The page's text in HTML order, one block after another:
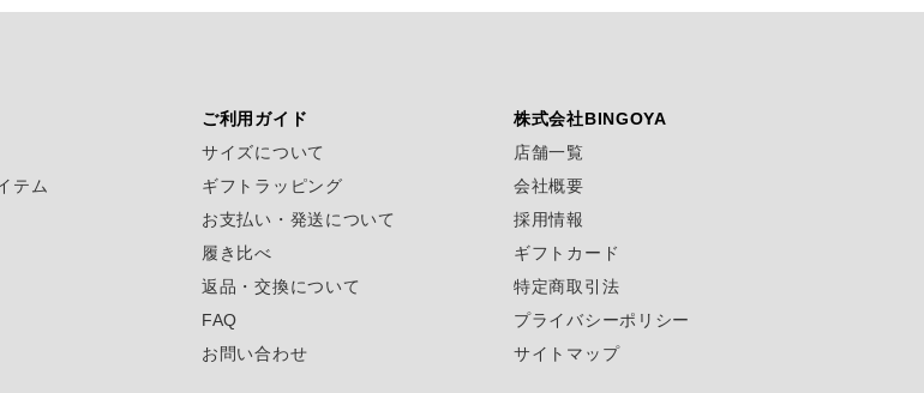
テム
ご利用ガイド
サイズについて
ギフトラッピング
お支払い・発送について
履き比べ
返品・交換について
FAQ
お問い合わせ
株式会社BINGOYA
店舗一覧
会社概要
採用情報
ギフトカード
特定商取引法
プライバシーポリシー
サイトマップ